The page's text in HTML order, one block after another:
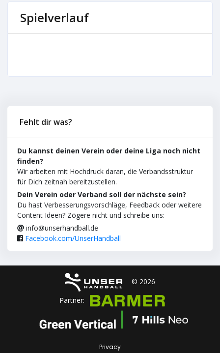
Spielverlauf
Fehlt dir was?
Du kannst deinen Verein oder deine Liga noch nicht
finden?
Wir arbeiten mit Hochdruck daran, die Verbandsstruktur
für Dich zeitnah bereitzustellen.
Dein Verein oder Verband soll der nächste sein?
Du hast Verbesserungsvorschläge, Feedback oder weitere
Content Ideen? Zögere nicht und schreibe uns:
info@unserhandball.de
Facebook.com/UnserHandball
© 2026
Partner:
Privacy